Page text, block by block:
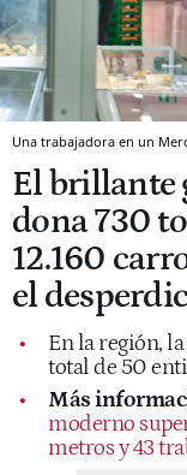
Una trabajadora en un
El brillante
dona 730
12.160
el
En la región,
total de 50
Más
moderno
metros y 43